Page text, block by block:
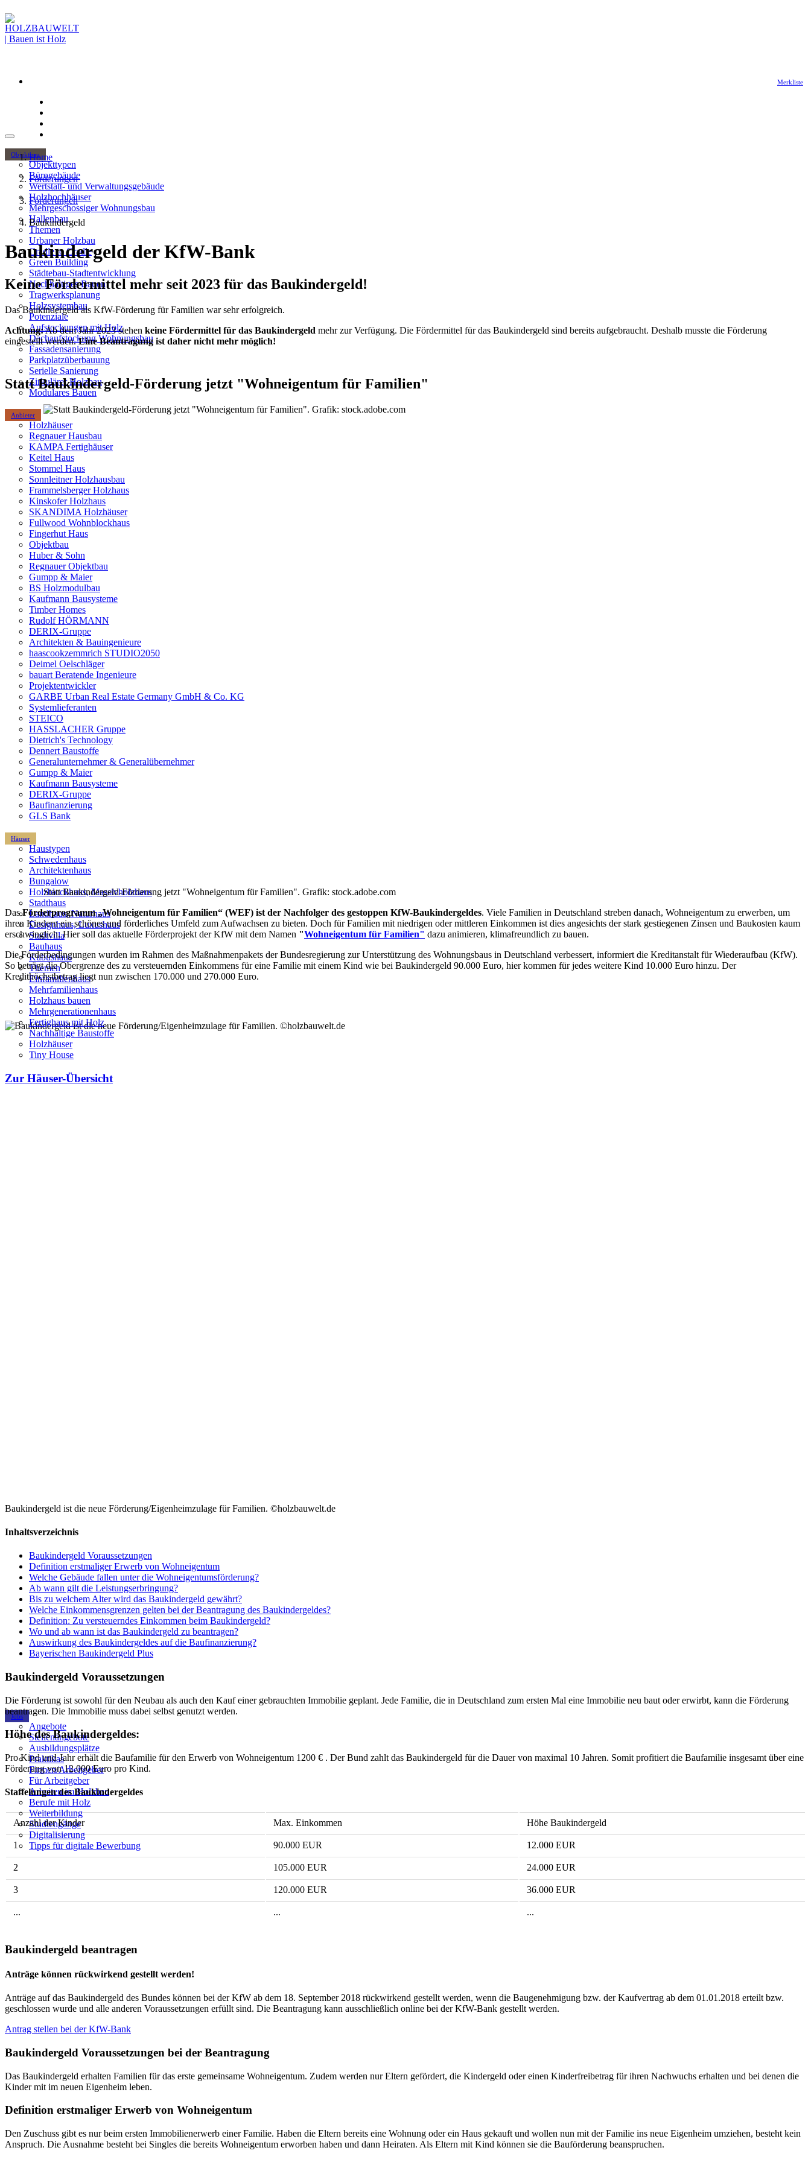
Merkliste
Objektbau
Objekttypen
Bürogebäude
Wertstatt- und Verwaltungsgebäude
Holzhochhäuser
Mehrgeschossiger Wohnungsbau
Hallenbau
Themen
Urbaner Holzbau
Cradle to Cradle
Green Building
Städtebau-Stadtentwicklung
Nachhaltiges Bauen
Tragwerksplanung
Holzsystembau
Potenziale
Aufstockungen mit Holz
Dachaufstockung Wohnungsbau
Fassadensanierung
Parkplatzüberbauung
Serielle Sanierung
Zirkulärer Holzbau
Modulares Bauen
Anbieter
Holzhäuser
Regnauer Hausbau
KAMPA Fertighäuser
Keitel Haus
Stommel Haus
Sonnleitner Holzhausbau
Frammelsberger Holzhaus
Kinskofer Holzhaus
SKANDIMA Holzhäuser
Fullwood Wohnblockhaus
Fingerhut Haus
Objektbau
Huber & Sohn
Regnauer Objektbau
Gumpp & Maier
BS Holzmodulbau
Kaufmann Bausysteme
Timber Homes
Rudolf HÖRMANN
DERIX-Gruppe
Architekten & Bauingenieure
haascookzemmrich STUDIO2050
Deimel Oelschläger
bauart Beratende Ingenieure
Projektentwickler
GARBE Urban Real Estate Germany GmbH & Co. KG
Systemlieferanten
STEICO
HASSLACHER Gruppe
Dietrich's Technology
Dennert Baustoffe
Generalunternehmer & Generalübernehmer
Gumpp & Maier
Kaufmann Bausysteme
DERIX-Gruppe
Baufinanzierung
GLS Bank
Häuser
Haustypen
Schwedenhaus
Architektenhaus
Bungalow
Holzblockhaus, Massivholzhaus
Stadthaus
Landhaus, Naturhaus
Designhaus, Luxushaus
Stadtvilla
Bauhaus
Kubushaus
Themen
Einfamilienhaus
Mehrfamilienhaus
Holzhaus bauen
Mehrgenerationenhaus
Fertighaus mit Holz
Nachhaltige Baustoffe
Holzhäuser
Tiny House
Zur Häuser-Übersicht
Jobs
Angebote
Stellenangebote
Ausbildungsplätze
Praktikas
Firmen/Arbeitgeber
Für Arbeitgeber
Arbeiten im Holzbau
Berufe mit Holz
Weiterbildung
Studiengänge
Digitalisierung
Tipps für digitale Bewerbung
Home
Förderungen
Förderungen
Baukindergeld
Baukindergeld der KfW-Bank
Keine Fördermittel mehr seit 2023 für das Baukindergeld!
Das Baukindergeld als KfW-Förderung für Familien war sehr erfolgreich.
Achtung:Ab dem Jahr 2023 stehen keine Fördermittel für das Baukindergeld mehr zur Verfügung. Die Fördermittel für das Baukindergeld sind bereits aufgebraucht. Deshalb musste die Förderung
eingestellt werden.Eine Beantragung ist daher nicht mehr möglich!
Statt Baukindergeld-Förderung jetzt "Wohneigentum für Familien"
Statt Baukindergeld-Förderung jetzt "Wohneigentum für Familien". Grafik: stock.adobe.com
DasFörderprogramm „Wohneigentum für Familien“ (WEF) ist der Nachfolger des gestoppen KfW-Baukindergeldes. Viele Familien in Deutschland streben danach, Wohneigentum zu erwerben, um
ihren Kindern ein schönes und förderliches Umfeld zum Aufwachsen zu bieten. Doch für Familien mit niedrigen oder mittleren Einkommen ist dies angesichts der stark gestiegenen Zinsen und Baukosten kaum
erschwinglich. Hier soll das aktuelle Förderprojekt der KfW mit dem Namen "Wohneigentum für Familien" dazu animieren, klimafreundlich zu bauen.
Die Förderbedingungen wurden im Rahmen des Maßnahmenpakets der Bundesregierung zur Unterstützung des Wohnungsbaus in Deutschland verbessert, informiert die Kreditanstalt für Wiederaufbau (KfW).
So beträgt die Obergrenze des zu versteuernden Einkommens für eine Familie mit einem Kind wie bei Baukindergeld 90.000 Euro, hier kommen für jedes weitere Kind 10.000 Euro hinzu. Der
Kredithöchstbetrag liegt nun zwischen 170.000 und 270.000 Euro.
Baukindergeld ist die neue Förderung/Eigen­heim­zulage für Familien. ©holzbauwelt.de
Inhaltsverzeichnis
Baukindergeld Voraussetzungen
Definition erstmaliger Erwerb von Wohneigentum
Welche Gebäude fallen unter die Wohneigentumsförderung?
Ab wann gilt die Leistungserbringung?
Bis zu welchem Alter wird das Baukindergeld gewährt?
Welche Einkommensgrenzen gelten bei der Beantragung des Baukindergeldes?
Definition: Zu versteuerndes Einkommen beim Baukindergeld?
Wo und ab wann ist das Baukindergeld zu beantragen?
Auswirkung des Baukindergeldes auf die Baufinanzierung?
Bayerischen Baukindergeld Plus
Baukindergeld Voraussetzungen
Die Förderung ist sowohl für den Neubau als auch den Kauf einer gebrauchten Immobilie geplant. Jede Familie, die in Deutschland zum ersten Mal eine Immobilie neu baut oder erwirbt, kann die Förderung
beantragen. Die Immobilie muss dabei selbst genutzt werden.
Höhe des Baukindergeldes:
Pro Kind und Jahr erhält die Baufamilie für den Erwerb von Wohneigentum 1200 € . Der Bund zahlt das Baukindergeld für die Dauer von maximal 10 Jahren. Somit profitiert die Baufamilie insgesamt über eine
Förderung von 12.000 Euro pro Kind.
Staffelungen des Baukindergeldes
Anzahl der Kinder Max. Einkommen Höhe Bau­kinder­geld
1 90.000 EUR 12.000 EUR
2 105.000 EUR 24.000 EUR
3 120.000 EUR 36.000 EUR
... ... ...
Baukindergeld beantragen
Anträge können rückwirkend gestellt werden!
Anträge auf das Baukindergeld des Bundes können bei der KfW ab dem 18. September 2018 rückwirkend gestellt werden, wenn die Baugenehmigung bzw. der Kaufvertrag ab dem 01.01.2018 erteilt bzw.
geschlossen wurde und alle anderen Voraussetzungen erfüllt sind. Die Beantragung kann ausschließlich online bei der KfW-Bank gestellt werden.
Antrag stellen bei der KfW-Bank
Baukindergeld Voraussetzungen bei der Beantragung
Das Baukindergeld erhalten Familien für das erste gemeinsame Wohneigentum. Zudem werden nur Eltern gefördert, die Kindergeld oder einen Kinderfreibetrag für ihren Nachwuchs erhalten und bei denen die
Kinder mit im neuen Eigenheim leben.
Definition erstmaliger Erwerb von Wohneigentum
Den Zuschuss gibt es nur beim ersten Immobilienerwerb einer Familie. Haben die Eltern bereits eine Wohnung oder ein Haus gekauft und wollen nun mit der Familie ins neue Eigenheim umziehen, besteht kein
Anspruch. Die Ausnahme besteht bei Singles die bereits Wohneigentum erworben haben und dann Heiraten. Als Eltern mit Kind können sie die Bauförderung beanspruchen.